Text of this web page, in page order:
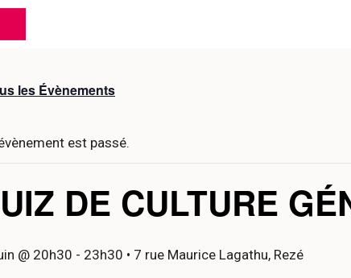
les Évènements
est passé.
DE CULTURE
@ 20h30 - 23h30 • 7 rue Maurice Lagathu, Rezé